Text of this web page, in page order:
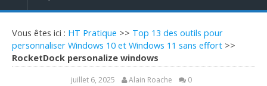
Vous êtes ici : HT Pratique >> Top 13 des outils pour
personnaliser Windows 10 et Windows 11 sans effort >>
RocketDock personalize windows
juillet 6, 2025 Alain Roache 0